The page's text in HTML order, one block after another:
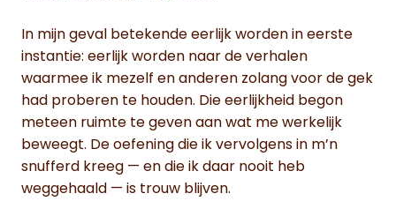
In mijn geval betekende eerlijk worden in eerste
instantie: eerlijk worden naar de verhalen
waarmee ik mezelf en anderen zolang voor de gek
had proberen te houden. Die eerlijkheid begon
meteen ruimte te geven aan wat me werkelijk
beweegt. De oefening die ik vervolgens in m’n
snufferd kreeg — en die ik daar nooit heb
weggehaald — is trouw blijven.